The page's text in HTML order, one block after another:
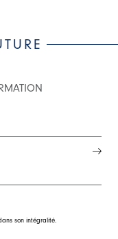
son intégralité.